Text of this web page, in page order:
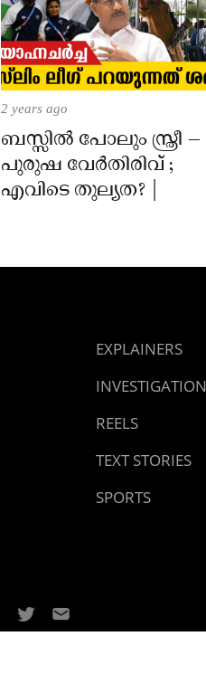
2 years ago
ബസ്സിൽ പോലും സ്ത്രീ –
പുരുഷ വേർതിരിവ് ;
എവിടെ തുല്യത? |
EXPLAINERS
INVESTIGATION
REELS
TEXT STORIES
SPORTS